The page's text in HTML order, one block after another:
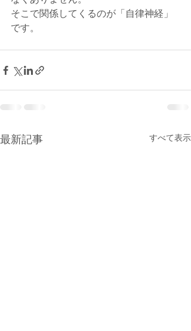
そこで関係してくるのが「自律神経」
です。
最新記事 すべて表示